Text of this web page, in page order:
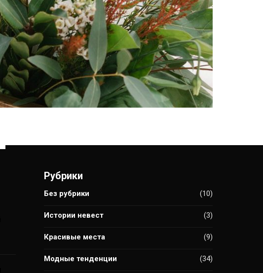
Рубрики
Без рубрики (10)
Истории невест (3)
Красивые места (9)
Модные тенденции (34)